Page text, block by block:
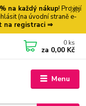
na každý nákup! Pro její
(na úvodní straně e-
na registraci ⇒
Menu
0 ks
za 0,00 Kč